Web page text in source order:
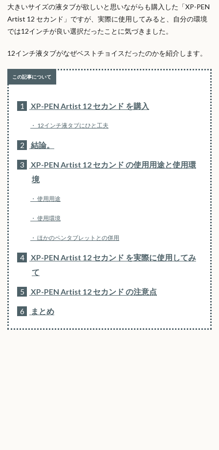
大きいサイズの液タブが欲しいと思いながらも購入した「XP-PEN
Artist 12 セカンド」ですが、実際に使用してみると、自分の環境
では12インチが良い選択だったことに気づきました。
12インチ液タブがなぜベストチョイスだったのかを紹介します。
1 XP-PEN Artist 12 セカンド を購入
12インチ液タブにひと工夫
2 結論。
3
XP-PEN Artist 12 セカンド の使用用途と使用環
境
使用用途
使用環境
ほかのペンタブレットとの併用
4
XP-PEN Artist 12 セカンド を実際に使用してみ
て
5 XP-PEN Artist 12 セカンド の注意点
6 まとめ